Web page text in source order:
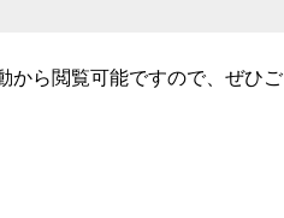
から閲覧可能ですので、ぜひご